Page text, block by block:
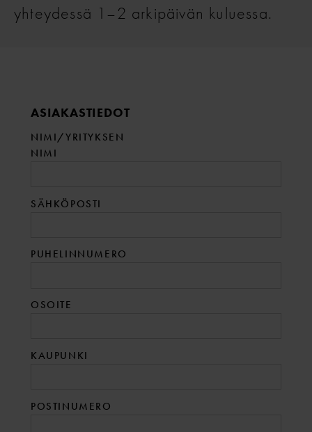
yhteydessä 1–2 arkipäivän kuluessa.
Company:
ASIAKASTIEDOT
NIMI/YRITYKSEN
NIMI
SÄHKÖPOSTI
PUHELINNUMERO
OSOITE
KAUPUNKI
POSTINUMERO